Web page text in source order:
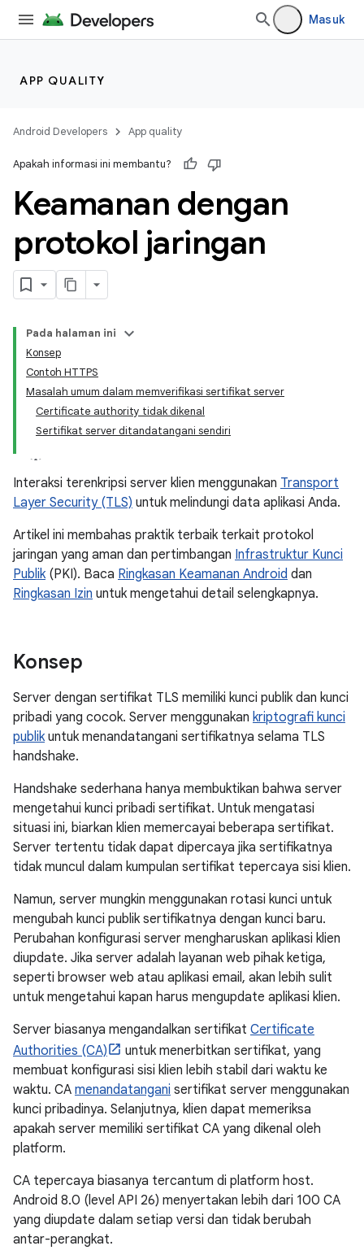
Masuk
APP QUALITY
Android Developers App quality
Apakah informasi ini membantu?
Keamanan dengan
protokol jaringan
Pada halaman ini
Konsep
Contoh HTTPS
Masalah umum dalam memverifikasi sertifikat server
Certificate authority tidak dikenal
Sertifikat server ditandatangani sendiri
Interaksi terenkripsi server klien menggunakan Transport
Layer Security (TLS) untuk melindungi data aplikasi Anda.
Artikel ini membahas praktik terbaik terkait protokol
jaringan yang aman dan pertimbangan Infrastruktur Kunci
Publik(PKI). Baca Ringkasan Keamanan Android dan
Ringkasan Izin untuk mengetahui detail selengkapnya.
Konsep
Server dengan sertifikat TLS memiliki kunci publik dan kunci
pribadi yang cocok. Server menggunakan kriptografi kunci
publikuntuk menandatangani sertifikatnya selama TLS
handshake.
Handshake sederhana hanya membuktikan bahwa server
mengetahui kunci pribadi sertifikat. Untuk mengatasi
situasi ini, biarkan klien memercayai beberapa sertifikat.
Server tertentu tidak dapat dipercaya jika sertifikatnya
tidak muncul dalam kumpulan sertifikat tepercaya sisi klien.
Namun, server mungkin menggunakan rotasi kunci untuk
mengubah kunci publik sertifikatnya dengan kunci baru.
Perubahan konfigurasi server mengharuskan aplikasi klien
diupdate. Jika server adalah layanan web pihak ketiga,
seperti browser web atau aplikasi email, akan lebih sulit
untuk mengetahui kapan harus mengupdate aplikasi klien.
Server biasanya mengandalkan sertifikat Certificate
Authorities (CA)
untuk menerbitkan sertifikat, yang
membuat konfigurasi sisi klien lebih stabil dari waktu ke
waktu. CA menandatangani sertifikat server menggunakan
kunci pribadinya. Selanjutnya, klien dapat memeriksa
apakah server memiliki sertifikat CA yang dikenal oleh
platform.
CA tepercaya biasanya tercantum di platform host.
Android 8.0 (level API 26) menyertakan lebih dari 100 CA
yang diupdate dalam setiap versi dan tidak berubah
antar-perangkat.